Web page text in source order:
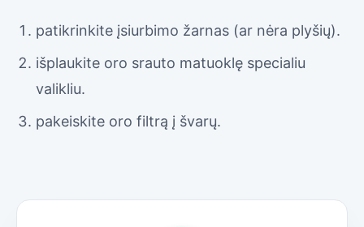
patikrinkite įsiurbimo žarnas (ar nėra plyšių).
išplaukite oro srauto matuoklę specialiu
valikliu.
pakeiskite oro filtrą į švarų.